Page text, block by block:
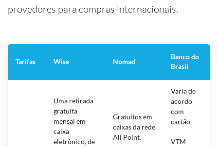
provedores para compras internacionais.
Tarifas Wise Nomad
Banco do
Brasil
Uma retirada
gratuita
mensal em
caixa
eletrônico, de
Gratuitos em
caixas da rede
All Point.
Varia de
acordo
com
cartão
VTM